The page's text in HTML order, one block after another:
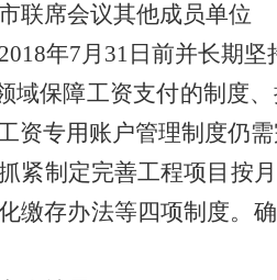
联席会议其他成员单位
2018年7月 31 日前并长期坚
域保障工资支付的制度
资专用账户管理制度仍需
紧制定完善工程项目按
缴存办法等四项制度。